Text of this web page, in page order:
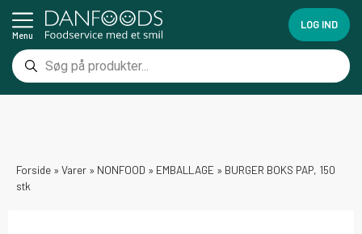
Menu
LOG IND
Forside » Varer » NONFOOD » EMBALLAGE » BURGER BOKS PAP, 150
stk